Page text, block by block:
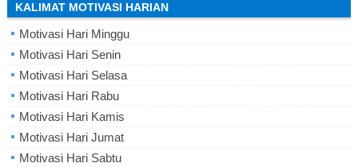
KALIMAT MOTIVASI HARIAN
Motivasi Hari Minggu
Motivasi Hari Senin
Motivasi Hari Selasa
Motivasi Hari Rabu
Motivasi Hari Kamis
Motivasi Hari Jumat
Motivasi Hari Sabtu